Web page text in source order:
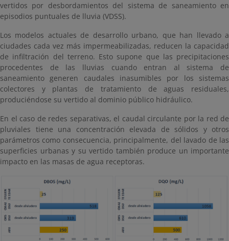
vertidos por desbordamientos del sistema de saneamiento en
episodios puntuales de lluvia (VDSS).
Los modelos actuales de desarrollo urbano, que han llevado a
ciudades cada vez más impermeabilizadas, reducen la capacidad
de infiltración del terreno. Esto supone que las precipitaciones
procedentes de las lluvias cuando entran al sistema de
saneamiento generen caudales inasumibles por los sistemas
colectores y plantas de tratamiento de aguas residuales,
produciéndose su vertido al dominio público hidráulico.
En el caso de redes separativas, el caudal circulante por la red de
pluviales tiene una concentración elevada de sólidos y otros
parámetros como consecuencia, principalmente, del lavado de las
superficies urbanas y su vertido también produce un importante
impacto en las masas de agua receptoras.